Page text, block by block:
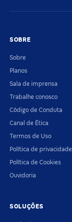
SOBRE
Sobre
Planos
Sala de imprensa
Trabalhe conosco
Código de Conduta
Canal de Ética
Termos de Uso
Política de privacidade
Política de Cookies
Ouvidoria
SOLUÇÕES